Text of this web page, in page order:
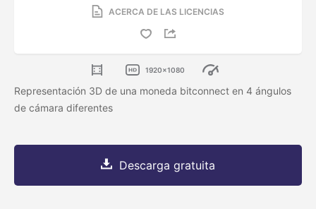
ACERCA DE LAS LICENCIAS
1920x1080
Representación 3D de una moneda bitconnect en 4 ángulos
de cámara diferentes
Descarga gratuita